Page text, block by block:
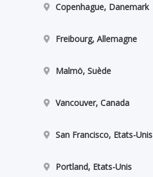
Copenhague, Danemark
Freibourg, Allemagne
Malmö, Suède
Vancouver, Canada
San Francisco, Etats-Unis
Portland, Etats-Unis